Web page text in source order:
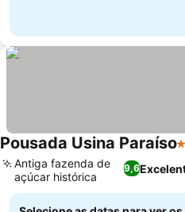
Pousada Usina Paraíso
9,6
Antiga fazenda de
açúcar histórica